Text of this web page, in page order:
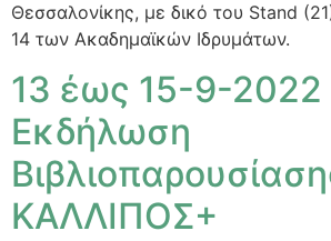
Θεσσαλονίκης, με δικό του Stand
14 των Ακαδημαϊκών Ιδρυμάτων.
13 έως 15-9-2022
Εκδήλωση
ΚΑΛΛΙΠΟΣ+